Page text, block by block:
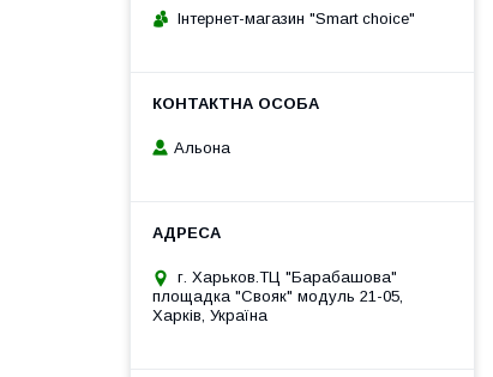
Інтернет-магазин "Smart choice"
Альона
г. Харьков.ТЦ "Барабашова"
площадка "Свояк" модуль 21-05,
Харків, Україна